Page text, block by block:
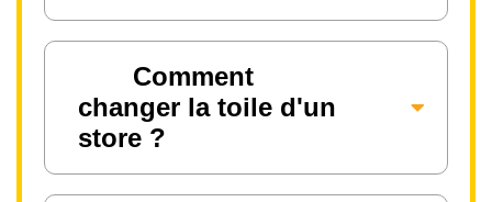
Comment
changer la toile d'un
store ?